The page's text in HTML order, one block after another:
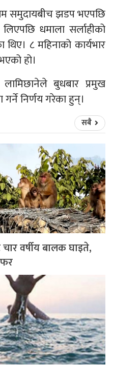
समुदायबीच झडप भएपछि
धमाला सर्लाहीको
८ महिनाको कार्यभार
हो।
लामिछानेले बुधबार प्रमुख
निर्णय गरेका हुन्।
सबै
वर्षीय बालक घाइते,